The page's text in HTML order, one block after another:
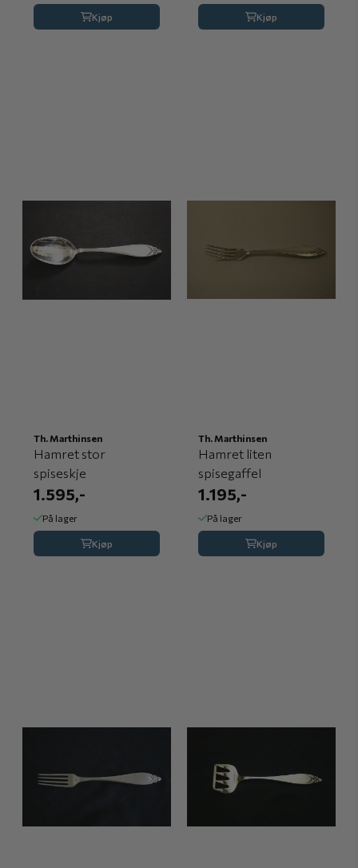
Kjøp Kjøp
Th. Marthinsen
Hamret stor
spiseskje
1.595,-
På lager
Kjøp
Th. Marthinsen
Hamret liten
spisegaffel
1.195,-
På lager
Kjøp